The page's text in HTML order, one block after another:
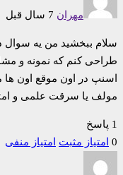
مهران
سلام ببخشید من یه سوال
طراحی کنم که نمونه و
اسنپ در اون موقع اون ها
مولف یا سرقت علمی و
1 پاسخ
0 امتیاز مثبت امتیاز منفی